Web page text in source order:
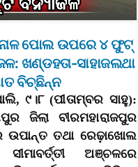
ପୋଲ ଉପରେ ୪ ଫୁଟ୍‌
ଖଣ୍ଡହତା-ସାହାଜଲଥା
ବିଚ୍ଛିନ୍ନ
୯।୮ (ପୀତାମ୍ବର ସାହୁ):
ଜିଲା ବୀରମହାରାଜପୁର
ତଥା ରେଢ଼ାଖୋଲ
ଅଞ୍ଚଳରେ